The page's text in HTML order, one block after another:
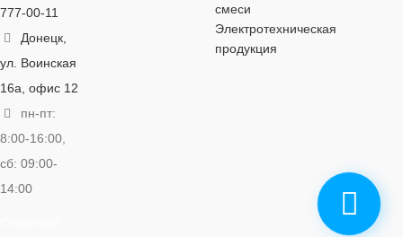
777-00-11
Донецк,
ул. Воинская
16а, офис 12
пн-пт:
8:00-16:00,
сб: 09:00-
14:00
смеси
Электротехническая
продукция